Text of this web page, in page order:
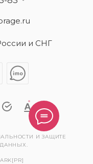
и СНГ
И ЗАЩИТЕ